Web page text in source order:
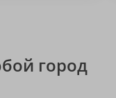
город